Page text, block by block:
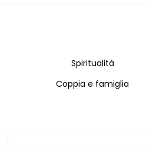
Spiritualità
Coppia e famiglia